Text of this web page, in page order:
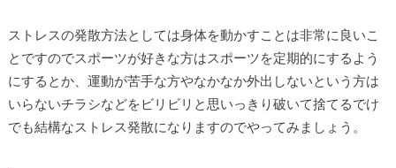
ストレスの発散方法としては身体を動かすことは非常に良いこ
とですのでスポーツが好きな方はスポーツを定期的にするよう
にするとか、運動が苦手な方やなかなか外出しないという方は
いらないチラシなどをビリビリと思いっきり破いて捨てるでけ
でも結構なストレス発散になりますのでやってみましょう。